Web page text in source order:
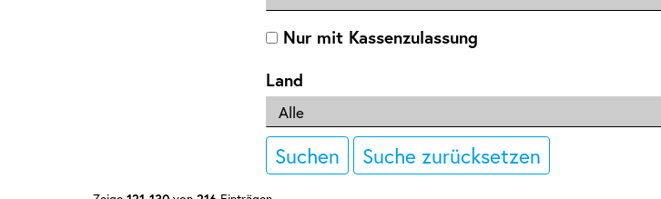
Nur mit Kassenzulassung
Land
Suchen Suche zurücksetzen